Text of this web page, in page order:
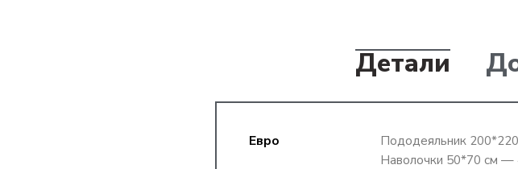
Детали
Евро
Пододеяльник
Наволочки 50*70 см —